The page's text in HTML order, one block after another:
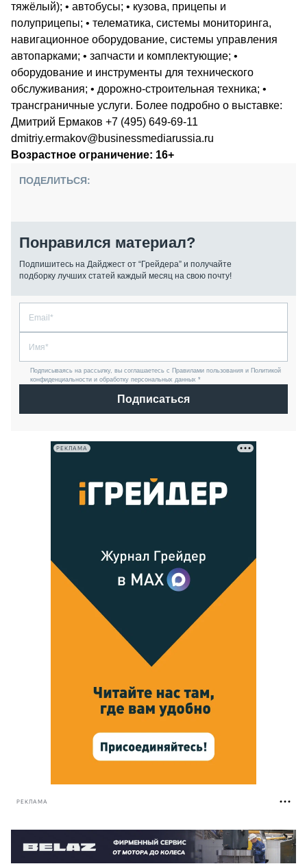
тяжёлый); • автобусы; • кузова, прицепы и
полуприцепы; • телематика, системы мониторинга,
навигационное оборудование, системы управления
автопарками; • запчасти и комплектующие; •
оборудование и инструменты для технического
обслуживания; • дорожно-строительная техника; •
трансграничные услуги. Более подробно о выставке:
Дмитрий Ермаков +7 (495) 649-69-11
dmitriy.ermakov@businessmediarussia.ru
Возрастное ограничение: 16+
ПОДЕЛИТЬСЯ:
Понравился материал?
Подпишитесь на Дайджест от “Грейдера” и получайте
подборку лучших статей каждый месяц на свою почту!
Подписываясь на рассылку, вы соглашаетесь с Правилами пользования и Политикой
конфиденциальности и обработку персональных данных *
Подписаться
РЕКЛАМА
РЕКЛАМА